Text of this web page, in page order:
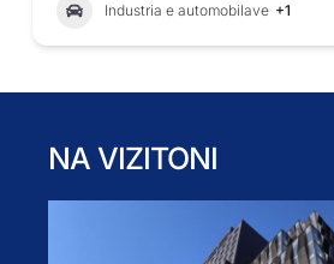
Industria e automobilave +1
NA VIZITONI